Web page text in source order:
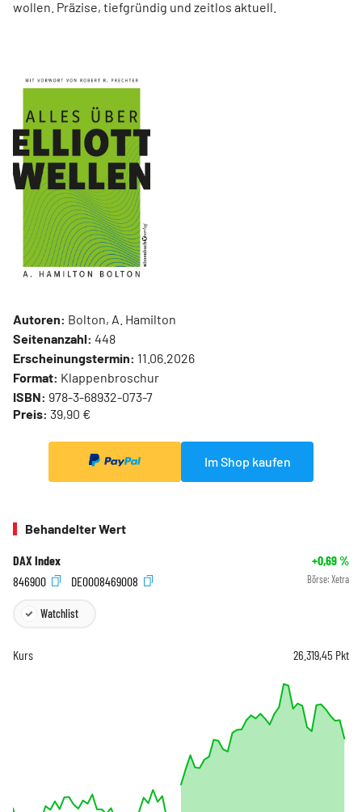
wollen. Präzise, tiefgründig und zeitlos aktuell.
Autoren: Bolton, A. Hamilton
Seitenanzahl: 448
Erscheinungstermin: 11.06.2026
Format: Klappenbroschur
ISBN: 978-3-68932-073-7
Preis: 39,90 €
Im Shop kaufen
Behandelter Wert
DAX Index +0,69%
846900
DE0008469008 Börse: Xetra
Watchlist
Kurs 26.319,45 Pkt